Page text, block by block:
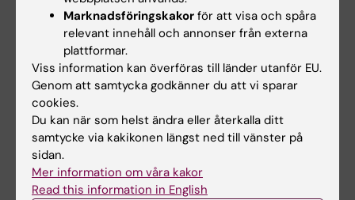
Examinator
Telefon:
+46852482764
E-post:
erik.m.andersson@ki.se
Kursadministratör
Marknadsföringskakor för att visa och spåra
relevant innehåll och annonser från externa
plattformar.
Viss information kan överföras till länder utanför EU.
Genom att samtycka godkänner du att vi sparar
cookies.
Du kan när som helst ändra eller återkalla ditt
samtycke via kakikonen längst ned till vänster på
sidan.
Mer information om våra kakor
Read this information in English